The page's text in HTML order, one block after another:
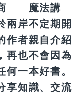
魔法講
兩岸不定期開
作者親自介紹
再也不會因為
一本好書。
享知識、交流